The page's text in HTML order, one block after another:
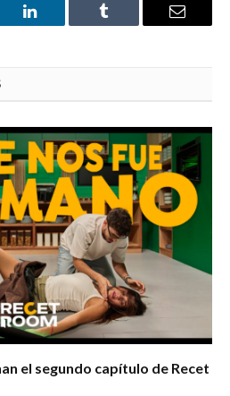
LinkedIn Tumblr Email
el segundo capítulo de Recet